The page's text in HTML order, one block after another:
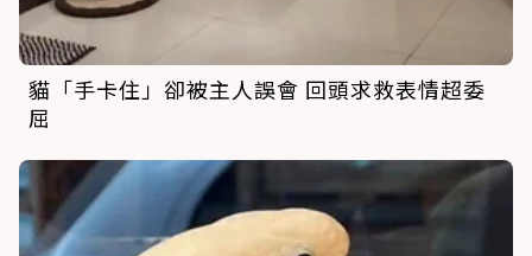
貓「手卡住」卻被主人誤會 回頭求救表情超委
屈